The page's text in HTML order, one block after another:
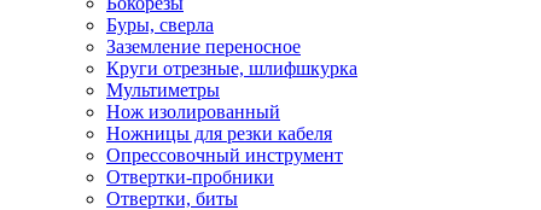
Буры, сверла
Заземление переносное
Круги отрезные, шлифшкурка
Мультиметры
Нож изолированный
Ножницы для резки кабеля
Опрессовочный инструмент
Отвертки-пробники
Отвертки, биты